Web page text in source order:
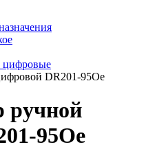
цифровые
DR201-95Ое
ручной
95Ое